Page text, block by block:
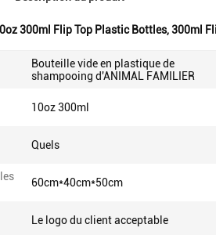
300ml Flip Top Plastic Bottles,300ml
Bouteille vide en plastique de
shampooing d'ANIMAL FAMILIER
10oz 300ml
Quels
60cm*40cm*50cm
Le logo du client acceptable